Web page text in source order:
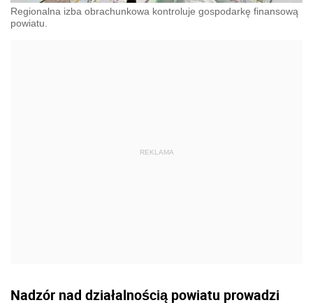
Regionalna izba obrachunkowa kontroluje gospodarkę finansową
powiatu.
Nadzór nad działalnością powiatu prowadzi